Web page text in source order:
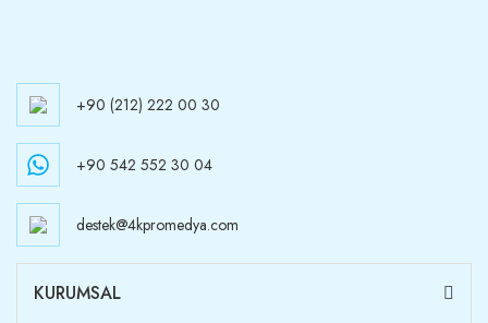
+90 (212) 222 00 30
+90 542 552 30 04
destek@4kpromedya.com
KURUMSAL